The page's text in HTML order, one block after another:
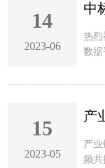
14
2023-06
中
热烈
数据
15
2023-05
产
产
频共